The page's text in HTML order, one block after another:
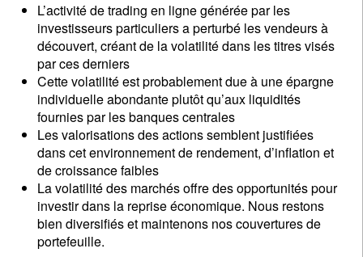
L’activité de trading en ligne générée par les
investisseurs particuliers a perturbé les vendeurs à
découvert, créant de la volatilité dans les titres visés
par ces derniers
Cette volatilité est probablement due à une épargne
individuelle abondante plutôt qu’aux liquidités
fournies par les banques centrales
Les valorisations des actions semblent justifiées
dans cet environnement de rendement, d’inflation et
de croissance faibles
La volatilité des marchés offre des opportunités pour
investir dans la reprise économique. Nous restons
bien diversifiés et maintenons nos couvertures de
portefeuille.